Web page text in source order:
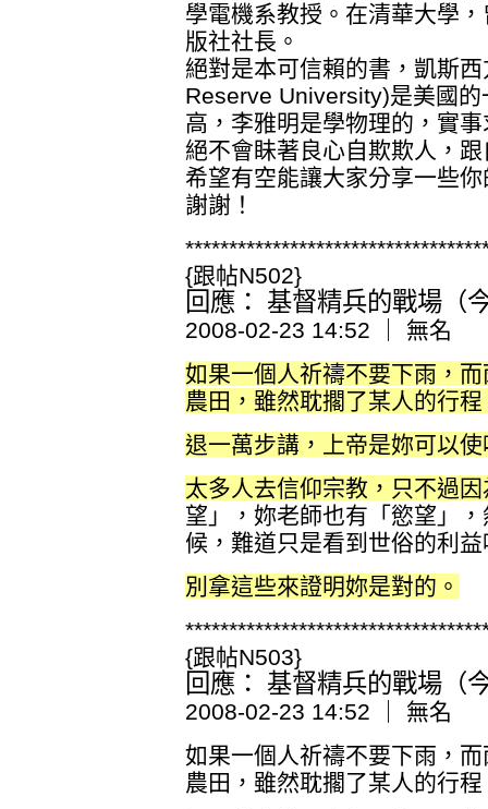
學電機系教授。在清華大學
版社社長。
絕對是本可信賴的書，凱斯
Reserve University)是美國
高，李雅明是學物理的，實
絕不會眛著良心自欺欺人，
希望有空能讓大家分享一些
謝謝！
{跟帖N502}
回應： 基督精兵的戰場（
2008-02-23 14:52 ｜ 無名
如果一個人祈禱不要下雨，
農田，雖然耽擱了某人的行
退一萬步講，上帝是妳可以
太多人去信仰宗教，只不過
望」，妳老師也有「慾望」
候，難道只是看到世俗的利
別拿這些來證明妳是對的。
{跟帖N503}
回應： 基督精兵的戰場（
2008-02-23 14:52 ｜ 無名
如果一個人祈禱不要下雨，
農田，雖然耽擱了某人的行